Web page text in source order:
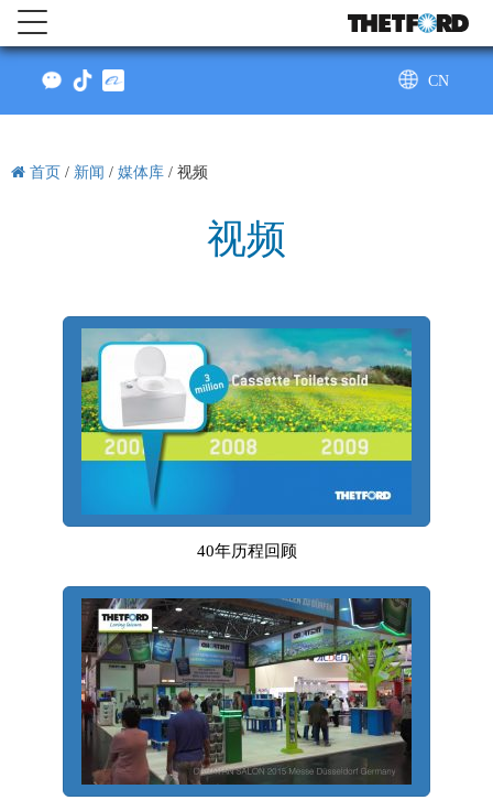
CN
首页 / 新闻 / 媒体库 / 视频
视频
40年历程回顾